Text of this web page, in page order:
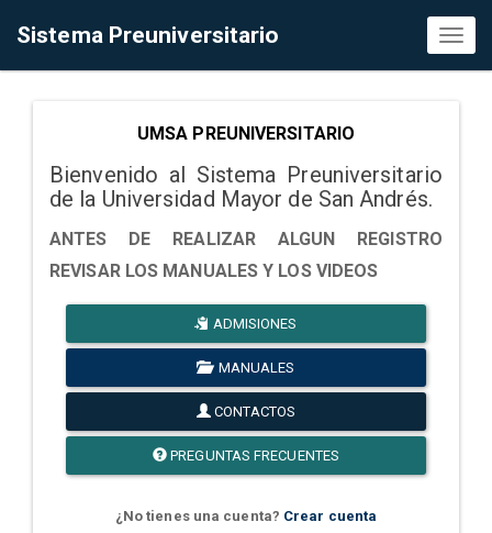
Sistema Preuniversitario
UMSA PREUNIVERSITARIO
Bienvenido al Sistema Preuniversitario
de la Universidad Mayor de San Andrés.
ANTES DE REALIZAR ALGUN REGISTRO
REVISAR LOS MANUALES Y LOS VIDEOS
ADMISIONES
MANUALES
CONTACTOS
PREGUNTAS FRECUENTES
¿No tienes una cuenta? Crear cuenta